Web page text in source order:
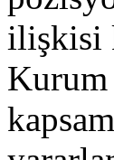
ilişkisi
Kurum